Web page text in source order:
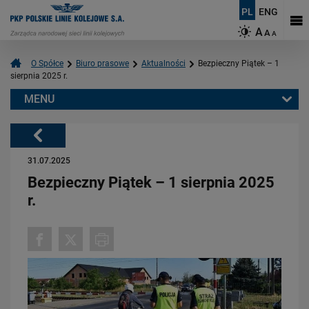
PL ENG
AAA
O Spółce Biuro prasowe Aktualności
Bezpieczny Piątek – 1
sierpnia 2025 r.
Powrót
31.07.2025
Bezpieczny Piątek – 1 sierpnia 2025
r.
MENU
Pociąg przejechał, a czerwone światło nadal miga. Dlaczego trzeba
PRZECZYTAJ